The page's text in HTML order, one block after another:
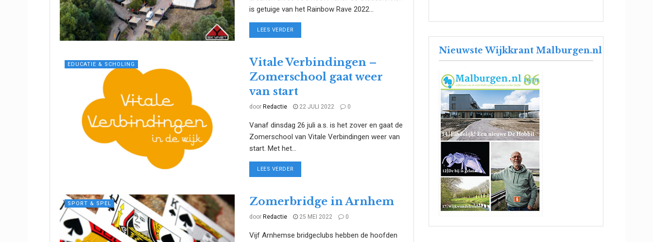
is getuige van het Rainbow Rave 2022...
LEES VERDER
EDUCATIE & SCHOLING
Vitale Verbindingen –
Zomerschool gaat weer
van start
door Redactie 22 JULI 2022 0
Vanaf dinsdag 26 juli a.s. is het zover en gaat de
Zomerschool van Vitale Verbindingen weer van
start. Met het...
LEES VERDER
SPORT & SPEL Zomerbridge in Arnhem
door Redactie 25 MEI 2022 0
Vijf Arnhemse bridgeclubs hebben de hoofden
Nieuwste Wijkkrant Malburgen.nl